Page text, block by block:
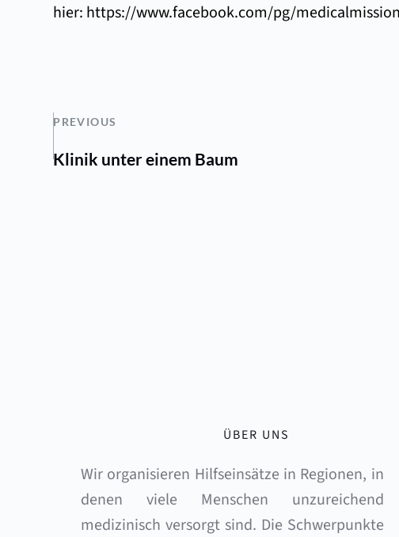
hier: https://www.facebook.com/pg/
PREVIOUS
Klinik unter einem Baum
ÜBER UNS
Wir organisieren Hilfseinsätze in Regionen, in
denen viele Menschen unzureichend
medizinisch versorgt sind. Die Schwerpunkte